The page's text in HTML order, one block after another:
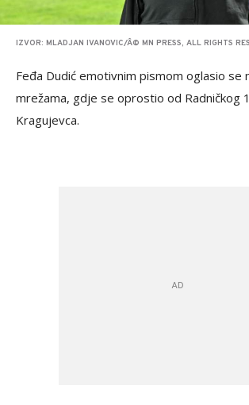
IZVOR: MLADJAN IVANOVIC/Â© MN PRESS, ALL RIGHTS
Feđa Dudić emotivnim pismom oglasio se
mrežama, gdje se oprostio od Radničkog
Kragujevca.